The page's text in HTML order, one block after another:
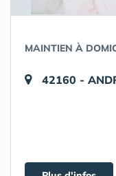
MAINTIEN À
42160 -